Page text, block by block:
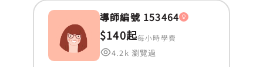
導師編號 153464
$140起每小時學費
4.2k 瀏覽過